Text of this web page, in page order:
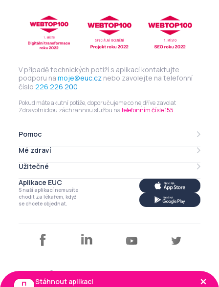
V případě technických potíží s aplikací kontaktujte
podporu na moje@euc.cz nebo zavolejte na telefonní
číslo 226 226 200
Pokud máte akutní potíže, doporučujeme co nejdříve zavolat
Zdravotnickou záchrannou službu natelefonním čísle 155.
Pomoc
Lékarna online
eRecept
Mé zdraví
Mé léky
Zdravotní profil
Má imunita
Užitečné
Můj profil
Kalendář
Články a tipy
Aplikace EUC
S naší aplikací nemusíte
chodit za lékařem, když
se chcete objednat.
Copyright © EUC a.s. 2026
Stáhnout aplikaci